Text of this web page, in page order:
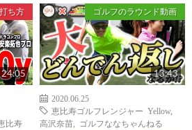
ち方
24:05
比寿
ゴルフのラウンド動画
13:43
2020.06.25
恵比寿ゴルフレンジャー Yellow,
高沢奈苗
ゴルフななちゃんねる